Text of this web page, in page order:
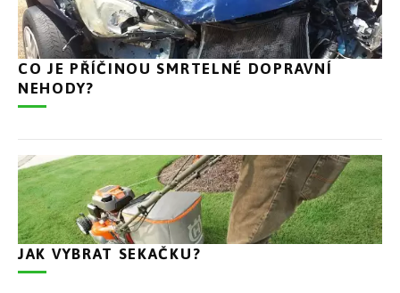
CO JE PŘÍČINOU SMRTELNÉ DOPRAVNÍ
NEHODY?
JAK VYBRAT SEKAČKU?